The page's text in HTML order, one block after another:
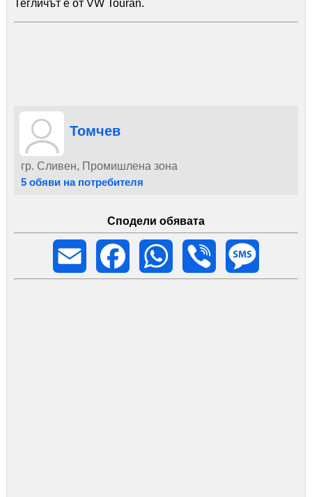
Тегличът е от VW Touran.
Томчев
гр. Сливен, Промишлена зона
5 обяви на потребителя
Сподели обявата
Email
Facebook WhatsApp Viber